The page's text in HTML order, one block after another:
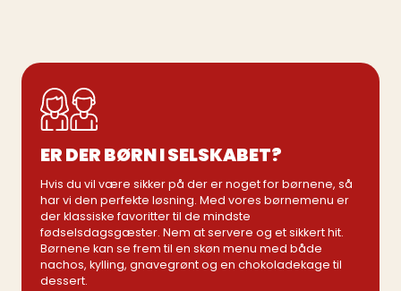
ER DER BØRN I SELSKABET?
Hvis du vil være sikker på der er noget for børnene, så
har vi den perfekte løsning. Med vores børnemenu er
der klassiske favoritter til de mindste
fødselsdagsgæster. Nem at servere og et sikkert hit.
Børnene kan se frem til en skøn menu med både
nachos, kylling, gnavegrønt og en chokoladekage til
dessert.